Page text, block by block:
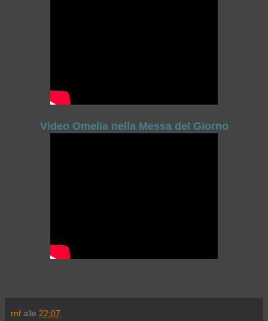
Video Omelia nella Messa del Giorno
rnf alle 22:07